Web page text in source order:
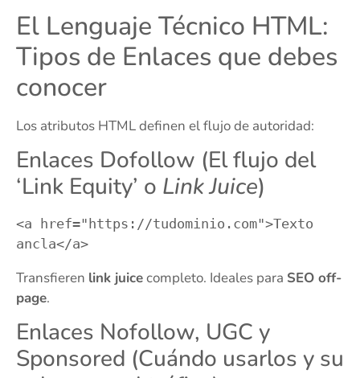
El Lenguaje Técnico HTML:
Tipos de Enlaces que debes
conocer
Los atributos HTML definen el flujo de autoridad:
Enlaces Dofollow (El flujo del
‘Link Equity’ o Link Juice)
<a href="https://tudominio.com">Texto
Transfieren link juicecompleto. Ideales para SEO off-
page.
Enlaces Nofollow, UGC y
Sponsored (Cuándo usarlos y su